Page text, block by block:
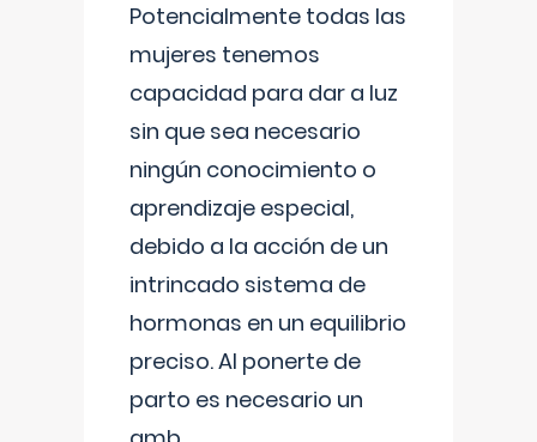
Potencialmente todas las
mujeres tenemos
capacidad para dar a luz
sin que sea necesario
ningún conocimiento o
aprendizaje especial,
debido a la acción de un
intrincado sistema de
hormonas en un equilibrio
preciso. Al ponerte de
parto es necesario un